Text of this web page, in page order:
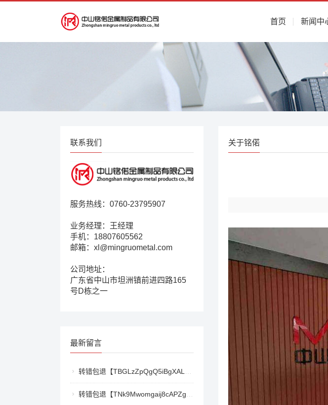
首页 新闻中
联系我们
服务热线：0760-23795907
业务经理：王经理
手机：18807605562
邮箱：xl@mingruometal.com
公司地址：
广东省中山市坦洲镇前进四路165
号D栋之一
最新留言
转错包退【TBGLzZpQgQ5iBgXALSFLTY1USFGgDAwdFQ】客服TeleGram:【@TrxEm】
转错包退【TNk9Mwomgaij8cAPZgnkZzR1TrYEkCt3nt】客服TeleGram:【@TrxEm】
关于铭偌